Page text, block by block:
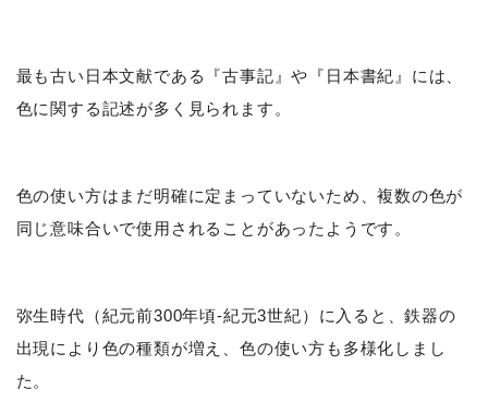
最も古い日本文献である『古事記』や『日本書紀』には、
色に関する記述が多く見られます。
色の使い方はまだ明確に定まっていないため、複数の色が
同じ意味合いで使用されることがあったようです。
弥生時代（紀元前300年頃-紀元3世紀）に入ると、鉄器の
出現により色の種類が増え、色の使い方も多様化しまし
た。